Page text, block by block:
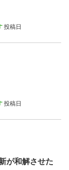
投稿日
投稿日
が和解させた